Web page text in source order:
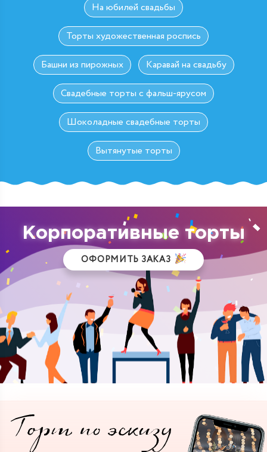
На юбилей свадьбы
Торты художественная роспись
Башни из пирожных Каравай на свадьбу
Свадебные торты с фальш-ярусом
Шоколадные свадебные торты
Вытянутые торты
Корпоративные торты
ОФОРМИТЬ ЗАКАЗ